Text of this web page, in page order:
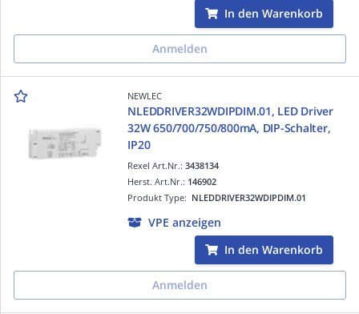
In den Warenkorb
Anmelden
NEWLEC
NLEDDRIVER32WDIPDIM.01, LED Driver
32W 650/700/750/800mA, DIP-Schalter,
IP20
Rexel Art.Nr.:3438134
Produkt Type: NLEDDRIVER32WDIPDIM.01
Herst. Art.Nr.: 146902
VPE anzeigen
In den Warenkorb
Anmelden